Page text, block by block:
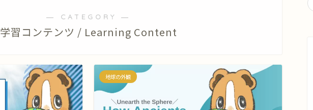
― CATEGORY ―
学習コンテンツ / Learning Content
地球の外観